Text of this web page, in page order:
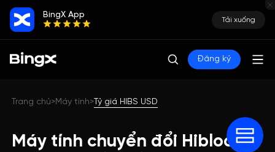
BingX App
Tải xuống
Đăng ký
Trang chủ>Máy tính>Tỷ giá HIBS USD
Máy tính chuyển đổi Hiblocks